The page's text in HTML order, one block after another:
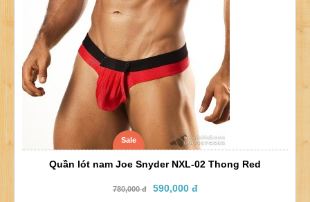
Sale
Quần lót nam Joe Snyder NXL-02 Thong Red
780,000 đ 590,000 đ